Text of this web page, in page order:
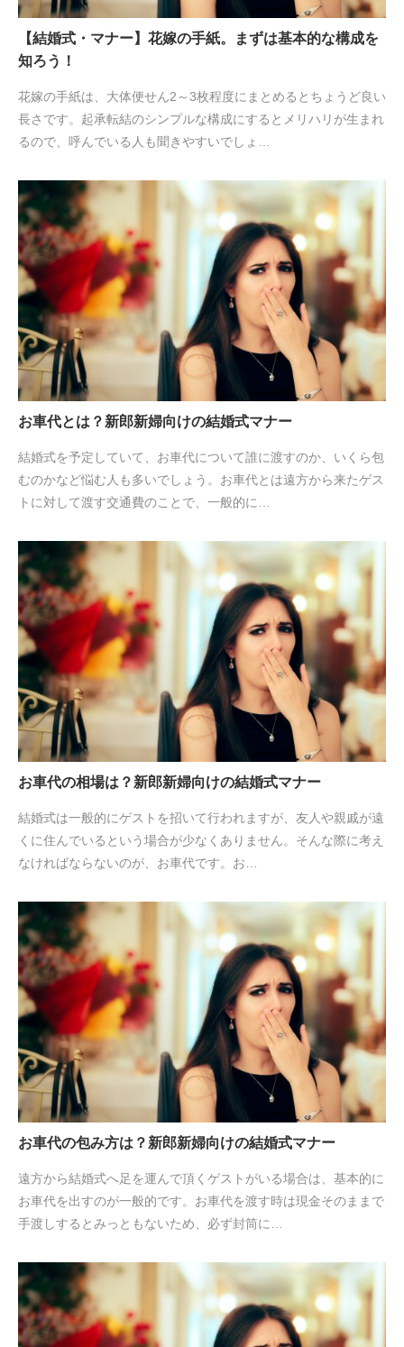
【結婚式・マナー】花嫁の手紙。まずは基本的な構成を
知ろう！
花嫁の手紙は、大体便せん2～3枚程度にまとめるとちょうど良い
長さです。起承転結のシンプルな構成にするとメリハリが生まれ
るので、呼んでいる人も聞きやすいでしょ…
お車代とは？新郎新婦向けの結婚式マナー
結婚式を予定していて、お車代について誰に渡すのか、いくら包
むのかなど悩む人も多いでしょう。お車代とは遠方から来たゲス
トに対して渡す交通費のことで、一般的に…
お車代の相場は？新郎新婦向けの結婚式マナー
結婚式は一般的にゲストを招いて行われますが、友人や親戚が遠
くに住んでいるという場合が少なくありません。そんな際に考え
なければならないのが、お車代です。お…
お車代の包み方は？新郎新婦向けの結婚式マナー
遠方から結婚式へ足を運んで頂くゲストがいる場合は、基本的に
お車代を出すのが一般的です。お車代を渡す時は現金そのままで
手渡しするとみっともないため、必ず封筒に…